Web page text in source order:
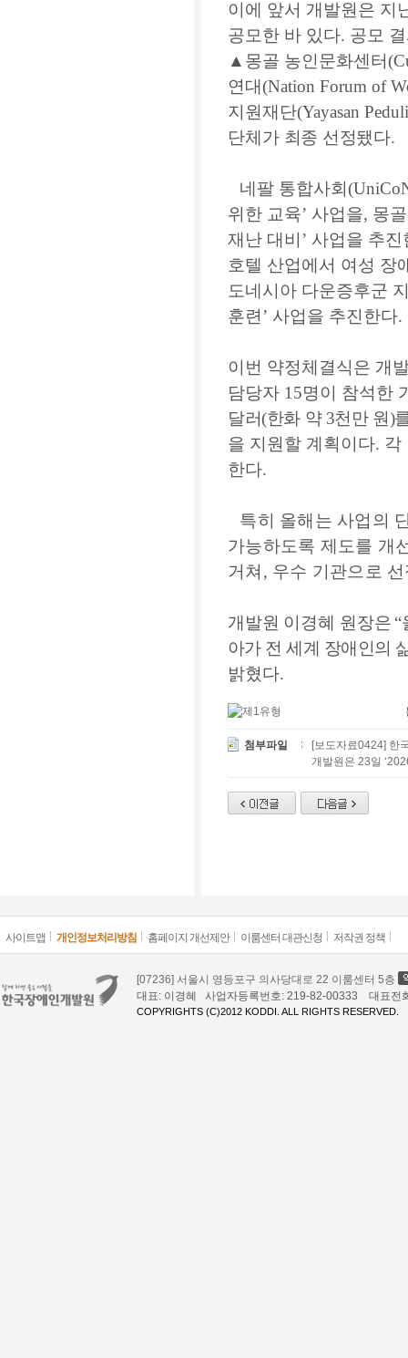
이에 앞서 개발원은 지
공모한 바 있다. 공모
▲ 몽골 농인문화센터
연대(Nation Forum of
지원재단(Yayasan
단체가 최종 선정됐다.
네팔 통합사회
위한 교육’ 사업을, 몽
재난 대비 ’ 사업을 추진
호텔 산업에서 여성 장
도네시아 다운증후군
훈련 ’ 사업을 추진한다.
이번 약정체결식은 개
담당자 15명이 참석한
달러(한화 약 3천만 원)
을 지원할 계획이다. 각
한다.
특히 올해는 사업의
가능하도록 제도를 개
거쳐 , 우수 기관으로
개발원 이경혜 원장은 “
아가 전 세계 장애인의
밝혔다.
첨부파일
[보도자료0424] 한
개발원은 23일
사이트맵 개인정보처리방침 홈페이지 개선제안 이룸센터 대관신청 저작권 정책
[07236] 서울시 영등포구 의사당대로 22 이룸센터 5층
대표: 이경혜 사업자등록번호: 219-82-00333 대표
COPYRIGHTS (C)2012 KODDI. ALL RIGHTS RESERVED.